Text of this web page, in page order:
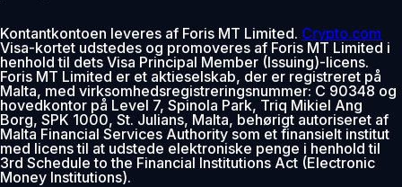
Kontantkontoen leveres af Foris MT Limited. Crypto.com
Visa-kortet udstedes og promoveres af Foris MT Limited i
henhold til dets Visa Principal Member (Issuing)-licens.
Foris MT Limited er et aktieselskab, der er registreret på
Malta, med virksomhedsregistreringsnummer: C 90348 og
hovedkontor på Level 7, Spinola Park, Triq Mikiel Ang
Borg, SPK 1000, St. Julians, Malta, behørigt autoriseret af
Malta Financial Services Authority som et finansielt institut
med licens til at udstede elektroniske penge i henhold til
3rd Schedule to the Financial Institutions Act (Electronic
Money Institutions).